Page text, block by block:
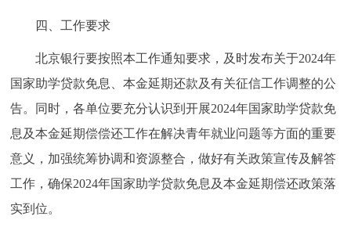
四、工作要求
北京银行要按照本工作通知要求，及时发布关于2024年
国家助学贷款免息、本金延期还款及有关征信工作调整的公
告。同时，各单位要充分认识到开展2024年国家助学贷款免
息及本金延期偿偿还工作在解决青年就业问题等方面的重要
意义，加强统筹协调和资源整合，做好有关政策宣传及解答
工作，确保2024年国家助学贷款免息及本金延期偿还政策落
实到位。